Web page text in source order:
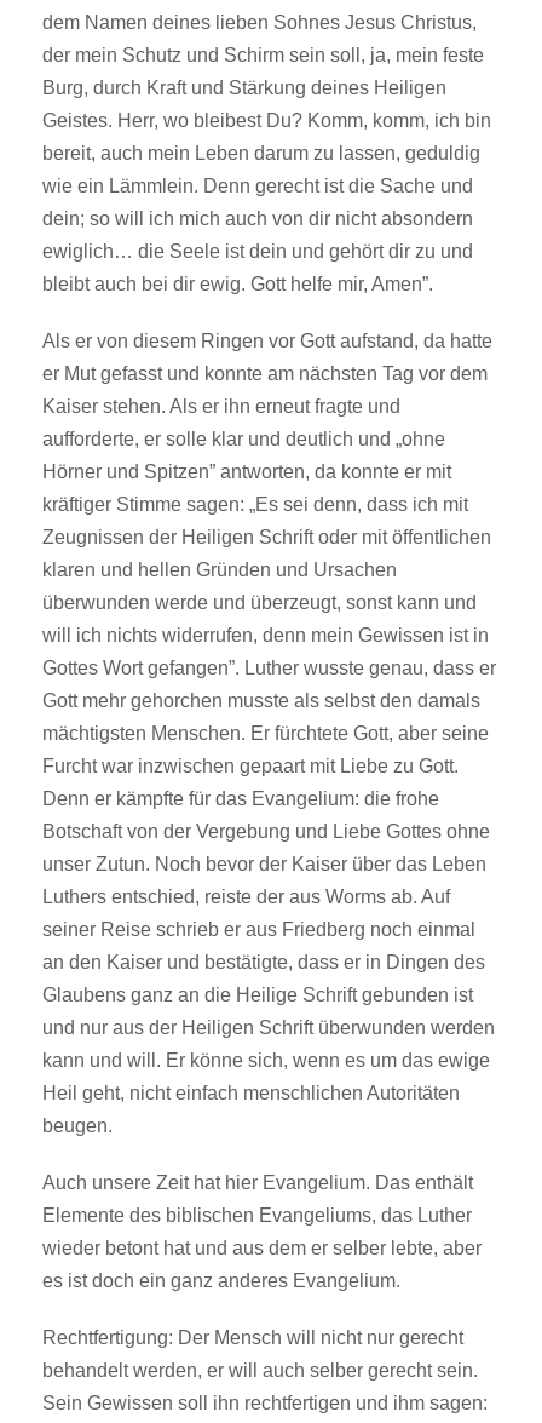
dem Namen deines lieben Sohnes Jesus Christus,
der mein Schutz und Schirm sein soll, ja, mein feste
Burg, durch Kraft und Stärkung deines Heiligen
Geistes. Herr, wo bleibest Du? Komm, komm, ich bin
bereit, auch mein Leben darum zu lassen, geduldig
wie ein Lämmlein. Denn gerecht ist die Sache und
dein; so will ich mich auch von dir nicht absondern
ewiglich… die Seele ist dein und gehört dir zu und
bleibt auch bei dir ewig. Gott helfe mir, Amen”.
Als er von diesem Ringen vor Gott aufstand, da hatte
er Mut gefasst und konnte am nächsten Tag vor dem
Kaiser stehen. Als er ihn erneut fragte und
aufforderte, er solle klar und deutlich und „ohne
Hörner und Spitzen” antworten, da konnte er mit
kräftiger Stimme sagen: „Es sei denn, dass ich mit
Zeugnissen der Heiligen Schrift oder mit öffentlichen
klaren und hellen Gründen und Ursachen
überwunden werde und überzeugt, sonst kann und
will ich nichts widerrufen, denn mein Gewissen ist in
Gottes Wort gefangen”. Luther wusste genau, dass er
Gott mehr gehorchen musste als selbst den damals
mächtigsten Menschen. Er fürchtete Gott, aber seine
Furcht war inzwischen gepaart mit Liebe zu Gott.
Denn er kämpfte für das Evangelium: die frohe
Botschaft von der Vergebung und Liebe Gottes ohne
unser Zutun. Noch bevor der Kaiser über das Leben
Luthers entschied, reiste der aus Worms ab. Auf
seiner Reise schrieb er aus Friedberg noch einmal
an den Kaiser und bestätigte, dass er in Dingen des
Glaubens ganz an die Heilige Schrift gebunden ist
und nur aus der Heiligen Schrift überwunden werden
kann und will. Er könne sich, wenn es um das ewige
Heil geht, nicht einfach menschlichen Autoritäten
beugen.
Auch unsere Zeit hat hier Evangelium. Das enthält
Elemente des biblischen Evangeliums, das Luther
wieder betont hat und aus dem er selber lebte, aber
es ist doch ein ganz anderes Evangelium.
Rechtfertigung: Der Mensch will nicht nur gerecht
behandelt werden, er will auch selber gerecht sein.
Sein Gewissen soll ihn rechtfertigen und ihm sagen: